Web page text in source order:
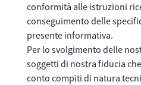
conformità alle istruzioni
conseguimento delle
presente informativa.
Per lo svolgimento delle
soggetti di nostra fiducia
conto compiti di natura